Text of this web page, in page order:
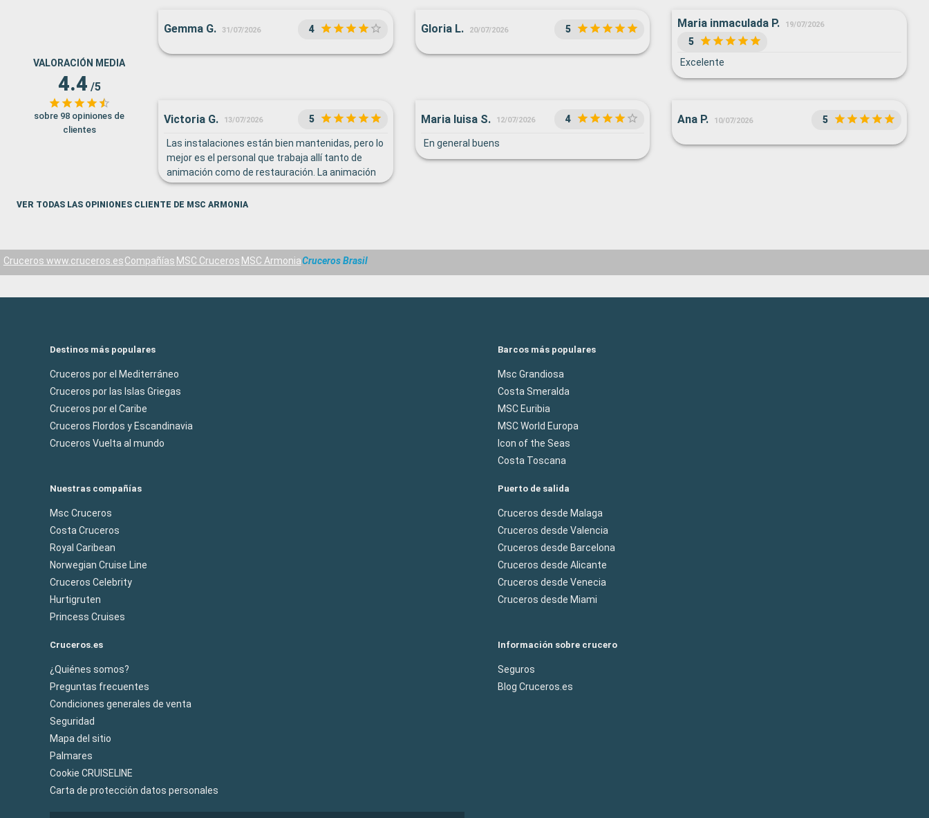
VALORACIÓN MEDIA
4.4 /5
sobre 98 opiniones de
clientes
Gemma G. 31/07/2026 4 Gloria L. 20/07/2026 5 Maria inmaculada P. 19/07/2026
5
Excelente
Victoria G. 13/07/2026 5
Las instalaciones están bien mantenidas, pero lo
mejor es el personal que trabaja allí tanto de
animación como de restauración. La animación
durante todo el crucero ha sido muy buena ya
que hacia mucho más ameno las horas que
Maria luisa S. 12/07/2026 4
En general buens
Ana P. 10/07/2026 5
VER TODAS LAS OPINIONES CLIENTE DE MSC ARMONIA
Cruceros www.cruceros.esCompañías MSC Cruceros MSC ArmoniaCruceros Brasil
Destinos más populares
Cruceros por el Mediterráneo
Cruceros por las Islas Griegas
Cruceros por el Caribe
Cruceros Flordos y Escandinavia
Cruceros Vuelta al mundo
Barcos más populares
Msc Grandiosa
Costa Smeralda
MSC Euribia
MSC World Europa
Icon of the Seas
Costa Toscana
Nuestras compañías
Msc Cruceros
Costa Cruceros
Royal Caribean
Norwegian Cruise Line
Cruceros Celebrity
Hurtigruten
Princess Cruises
Puerto de salida
Cruceros desde Malaga
Cruceros desde Valencia
Cruceros desde Barcelona
Cruceros desde Alicante
Cruceros desde Venecia
Cruceros desde Miami
Cruceros.es
¿Quiénes somos?
Preguntas frecuentes
Condiciones generales de venta
Seguridad
Mapa del sitio
Palmares
Cookie CRUISELINE
Carta de protección datos personales
Información sobre crucero
Seguros
Blog Cruceros.es